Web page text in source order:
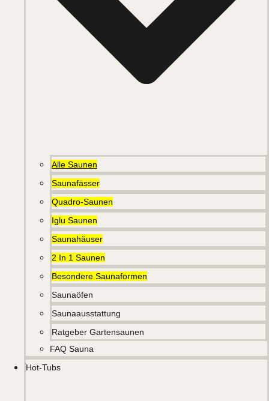
Alle Saunen
Saunafässer
Quadro-Saunen
Iglu Saunen
Saunahäuser
2 In 1 Saunen
Besondere Saunaformen
Saunaöfen
Saunaausstattung
Ratgeber Gartensaunen
FAQ Sauna
Hot-Tubs